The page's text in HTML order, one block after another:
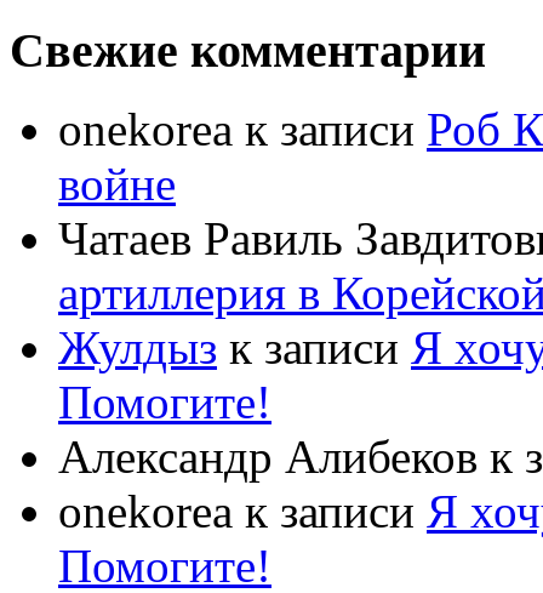
Свежие комментарии
onekorea к записи Роб
войне
Чатаев Равиль
артиллерия в
Жулдыз к записи Я
Помогите!
Александр Алибеков к
onekorea к записи Я
Помогите!